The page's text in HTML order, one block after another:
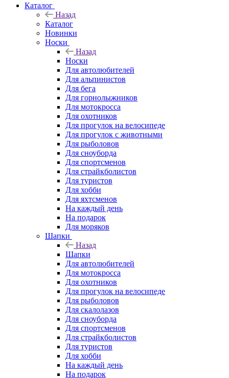
Каталог
Назад
Каталог
Новинки
Носки
Назад
Носки
Для автолюбителей
Для альпинистов
Для бега
Для горнолыжников
Для мотокросса
Для охотников
Для прогулок на велосипеде
Для прогулок с животными
Для рыболовов
Для сноуборда
Для спортсменов
Для страйкболистов
Для туристов
Для хобби
Для яхтсменов
На каждый день
На подарок
Для моряков
Шапки
Назад
Шапки
Для автолюбителей
Для мотокросса
Для охотников
Для прогулок на велосипеде
Для рыболовов
Для скалолазов
Для сноуборда
Для спортсменов
Для страйкболистов
Для туристов
Для хобби
На каждый день
На подарок